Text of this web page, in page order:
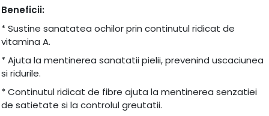
Beneficii:
* Sustine sanatatea ochilor prin continutul ridicat de
vitamina A.
* Ajuta la mentinerea sanatatii pielii, prevenind uscaciunea
si ridurile.
* Continutul ridicat de fibre ajuta la mentinerea senzatiei
de satietate si la controlul greutatii.